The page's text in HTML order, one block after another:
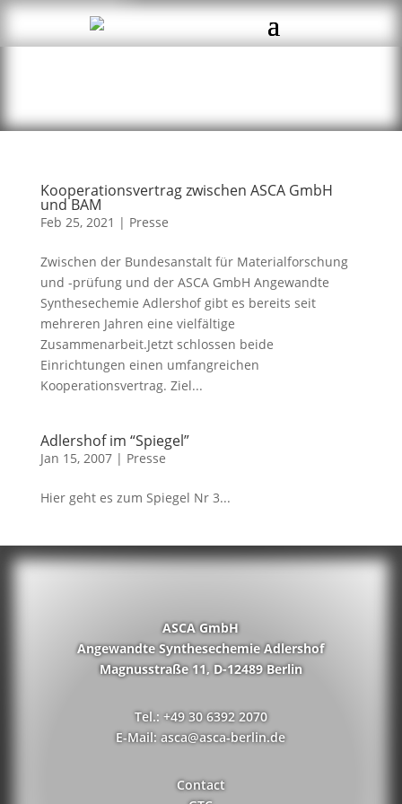
Kooperationsvertrag zwischen ASCA GmbH
und BAM
Feb 25, 2021 | Presse
Zwischen der Bundesanstalt für Materialforschung
und -prüfung und der ASCA GmbH Angewandte
Synthesechemie Adlershof gibt es bereits seit
mehreren Jahren eine vielfältige
Zusammenarbeit.Jetzt schlossen beide
Einrichtungen einen umfangreichen
Kooperationsvertrag. Ziel...
Adlershof im “Spiegel”
Jan 15, 2007| Presse
Hier geht es zum Spiegel Nr 3...
ASCA GmbH
Angewandte Synthesechemie Adlershof
Magnusstraße 11, D-12489 Berlin
Tel.: +49 30 6392 2070
E-Mail: asca@asca-berlin.de
Contact